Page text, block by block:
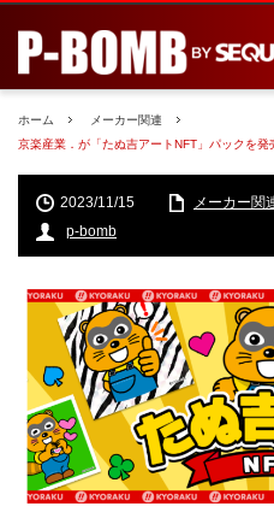
ホーム
メーカー関連
京楽産業．が「たぬ吉アートNFT」パックを発
2023/11/15 メーカー関
p-bomb